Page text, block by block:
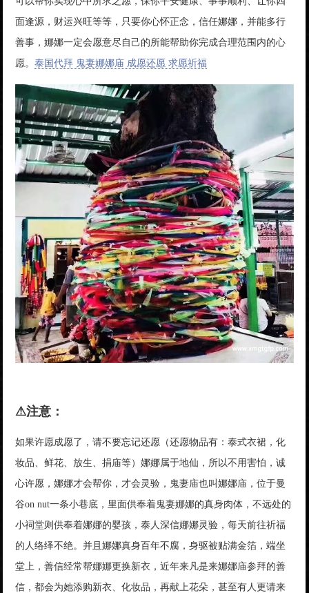
面逢源，财运兴旺等等，只要你心怀正念，信任娜娜，并能多行
善事，娜娜一定会愿意尽自己的所能帮助你完成合理范围内的心
愿。泰国代拜 鬼妻娜娜庙 成愿还愿 求愿祈福
⚠注意：
如果许愿成愿了，请不要忘记还愿（还愿物品有：泰式衣裙，化
妆品、鲜花、放生、捐庙等）娜娜属于地仙，所以不用害怕，诚
心许愿，娜娜才会帮你，才会灵验，鬼妻庙也叫娜娜庙，位于曼
谷on nut一条小巷底，里面供奉着鬼妻娜娜的真身肉体，不远处的
小祠堂则供奉着娜娜的婴孩，泰人深信娜娜灵验，每天前往祈福
的人络绎不绝。并且娜娜真身百年不腐，身驱被贴满金箔，端坐
堂上，善信经常帮娜娜更换新衣，近年来凡是来娜娜庙参拜的善
信，都会为她添购新衣、化妆品，再献上花朵，甚至有人更请来